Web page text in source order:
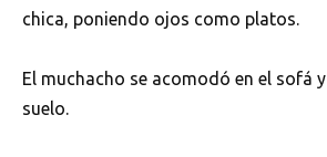
chica, poniendo ojos como platos.
El muchacho se acomodó en el sofá
suelo.